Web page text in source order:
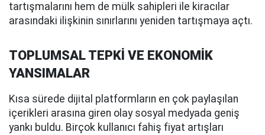
tartışmalarını hem de mülk sahipleri ile kiracılar
arasındaki ilişkinin sınırlarını yeniden tartışmaya açtı.
TOPLUMSAL TEPKİ VE EKONOMİK
YANSIMALAR
Kısa sürede dijital platformların en çok paylaşılan
içerikleri arasına giren olay sosyal medyada geniş
yankı buldu. Birçok kullanıcı fahiş fiyat artışları